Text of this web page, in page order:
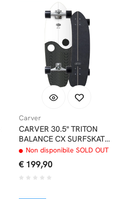
Carver
CARVER 30.5" TRITON
BALANCE CX SURFSKATE
COMPLETO
Non disponibile SOLD OUT
€ 199,90